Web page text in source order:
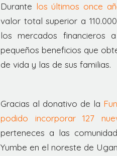
Durante los últimos once
valor total superior a
los mercados financieros
pequeños beneficios que
de vida y las de sus familias.
Gracias al donativo de la
podido incorporar 127
perteneces a las
Yumbe en el noreste de